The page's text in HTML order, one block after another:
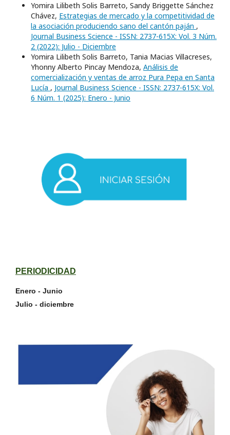
Yomira Lilibeth Solis Barreto, Sandy Briggette Sánchez
Chávez, Estrategias de mercado y la competitividad de
la asociación produciendo sano del cantón paján ,
Journal Business Science - ISSN: 2737-615X: Vol. 3 Núm.
2 (2022): Julio - Diciembre
Yomira Lilibeth Solis Barreto, Tania Macias Villacreses,
Yhonny Alberto Pincay Mendoza, Análisis de
comercialización y ventas de arroz Pura Pepa en Santa
Lucía , Journal Business Science - ISSN: 2737-615X: Vol.
6 Núm. 1 (2025): Enero - Junio
PERIODICIDAD
Enero - Junio
Julio - diciembre